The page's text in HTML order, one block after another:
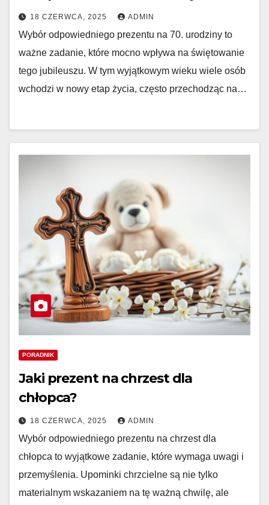
18 CZERWCA, 2025 ADMIN
Wybór odpowiedniego prezentu na 70. urodziny to
ważne zadanie, które mocno wpływa na świętowanie
tego jubileuszu. W tym wyjątkowym wieku wiele osób
wchodzi w nowy etap życia, często przechodząc na…
PORADNIK
Jaki prezent na chrzest dla
chłopca?
18 CZERWCA, 2025 ADMIN
Wybór odpowiedniego prezentu na chrzest dla
chłopca to wyjątkowe zadanie, które wymaga uwagi i
przemyślenia. Upominki chrzcielne są nie tylko
materialnym wskazaniem na tę ważną chwilę, ale